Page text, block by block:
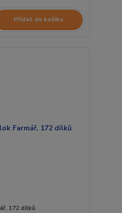
Přidat do košíku
172 dílků